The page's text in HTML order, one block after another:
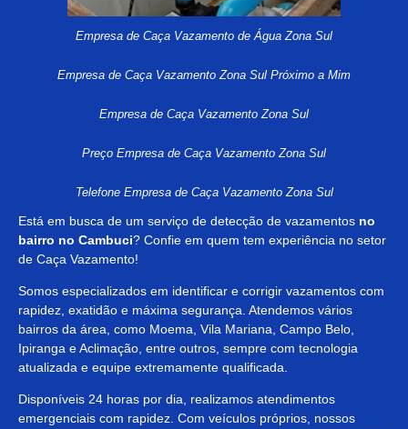
Empresa de Caça Vazamento de Água Zona Sul
Empresa de Caça Vazamento Zona Sul Próximo a Mim
Empresa de Caça Vazamento Zona Sul
Preço Empresa de Caça Vazamento Zona Sul
Telefone Empresa de Caça Vazamento Zona Sul
Está em busca de um serviço de detecção de vazamentos no
bairro no Cambuci? Confie em quem tem experiência no setor
de Caça Vazamento!
Somos especializados em identificar e corrigir vazamentos com
rapidez, exatidão e máxima segurança. Atendemos vários
bairros da área, como Moema, Vila Mariana, Campo Belo,
Ipiranga e Aclimação, entre outros, sempre com tecnologia
atualizada e equipe extremamente qualificada.
Disponíveis 24 horas por dia, realizamos atendimentos
emergenciais com rapidez. Com veículos próprios, nossos